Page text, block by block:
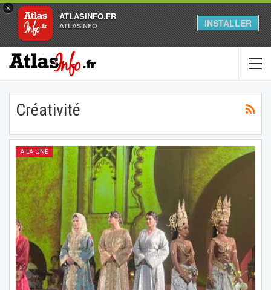
×
ATLASINFO.FR
ATLASINFO INSTALLER
Créativité
A LA UNE